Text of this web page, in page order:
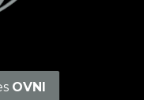
OVNI